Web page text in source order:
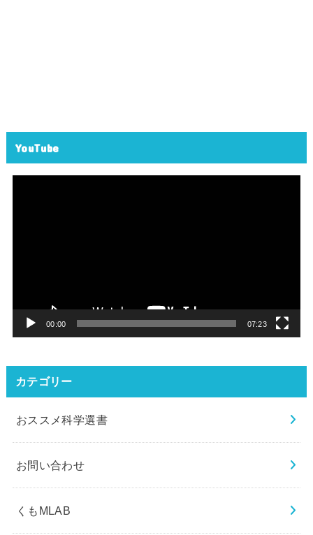
YouTube
00:00 07:23
カテゴリー
おススメ科学選書
お問い合わせ
くもMLAB